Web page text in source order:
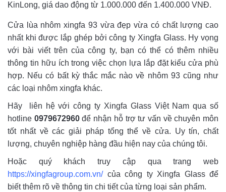
KinLong, giá dao động từ 1.000.000 đến 1.400.000 VNĐ.
Cửa lùa nhôm xingfa 93 vừa đẹp vừa có chất lượng cao
nhất khi được lắp ghép bởi công ty Xingfa Glass. Hy vọng
với bài viết trên của công ty, bạn có thể có thêm nhiều
thông tin hữu ích trong việc chọn lựa lắp đặt kiểu cửa phù
hợp. Nếu có bất kỳ thắc mắc nào về nhôm 93 cũng như
các loại nhôm xingfa khác.
Hãy liên hệ với công ty Xingfa Glass Việt Nam qua số
hotline 0979672960để nhận hỗ trợ tư vấn về chuyên môn
tốt nhất về các giải pháp tổng thể về cửa. Uy tín, chất
lượng, chuyên nghiệp hàng đầu hiện nay của chúng tôi.
Hoặc quý khách truy cập qua trang web
https://xingfagroup.com.vn/của công ty Xingfa Glass để
biết thêm rõ về thông tin chi tiết của từng loại sản phẩm.